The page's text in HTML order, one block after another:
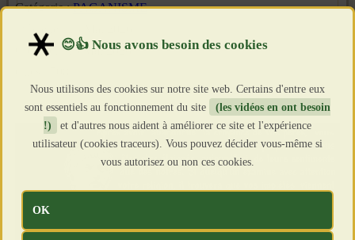
Catégorie :PAGANISME
Création : 13 Mai 2026
Nous utilisons des cookies sur notre site web. Certains d'entre eux
sont essentiels au fonctionnement du site
(les vidéos en ont besoin
!)
et d'autres nous aident à améliorer ce site et l'expérience
utilisateur (cookies traceurs). Vous pouvez décider vous-même si
vous autorisez ou non ces cookies.
OK